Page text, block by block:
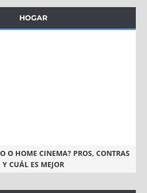
HOGAR
O HOME CINEMA? PROS, CONTRAS
Y CUÁL ES MEJOR